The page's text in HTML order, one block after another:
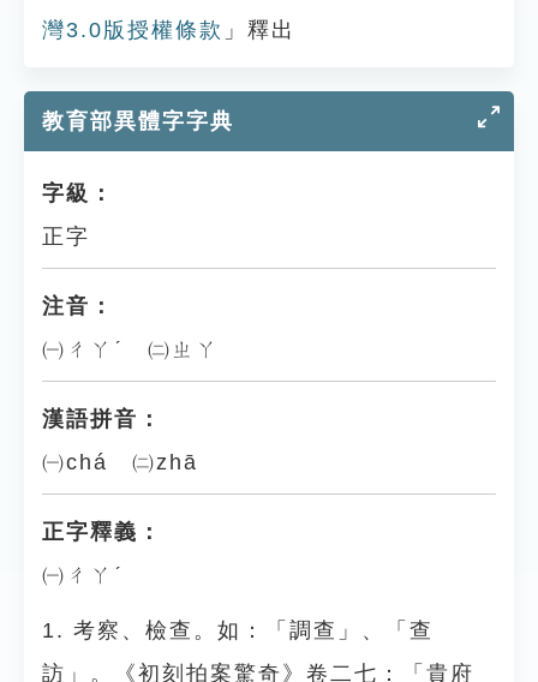
灣3.0版授權條款 」釋出
教育部異體字字典
字級：
正字
注音：
㈠ㄔㄚˊ ㈡ㄓㄚ
漢語拼音：
㈠chá ㈡zhā
正字釋義：
㈠ㄔㄚˊ
1. 考察、檢查。如：「調查」、「查
訪」。《初刻拍案驚奇》卷二七：「貴府